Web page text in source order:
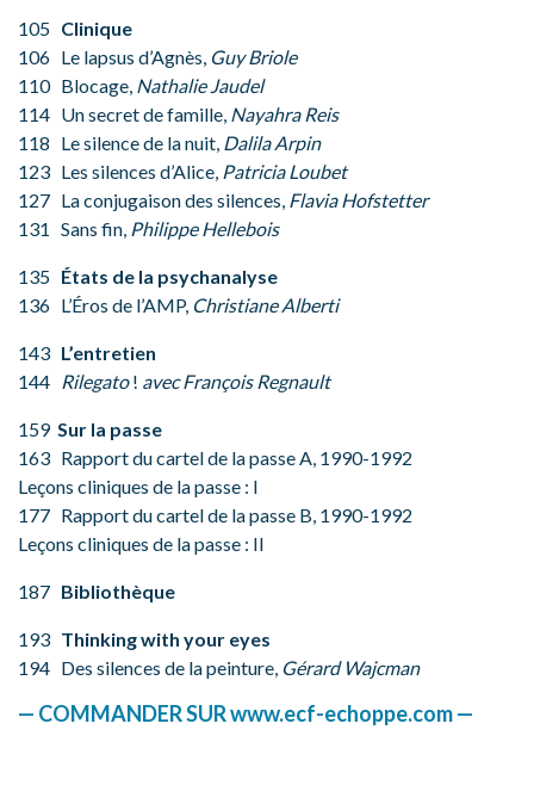
105 Clinique
106 Le lapsus d’Agnès, Guy Briole
110 Blocage, Nathalie Jaudel
114 Un secret de famille, Nayahra Reis
118 Le silence de la nuit, Dalila Arpin
123 Les silences d’Alice, Patricia Loubet
127 La conjugaison des silences, Flavia Hofstetter
131 Sans fin, Philippe Hellebois
135 États de la psychanalyse
136 L’Éros de l’AMP, Christiane Alberti
143 L’entretien
144 Rilegato! avec François Regnault
159 Sur la passe
163 Rapport du cartel de la passe A, 1990-1992
Leçons cliniques de la passe : I
177 Rapport du cartel de la passe B, 1990-1992
Leçons cliniques de la passe : II
187 Bibliothèque
193 Thinking with your eyes
194 Des silences de la peinture, Gérard Wajcman
— COMMANDER SUR www.ecf-echoppe.com —